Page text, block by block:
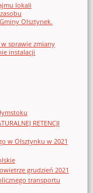
lokali
Olsztynek.
sprawie zmiany
instalacji
RETENCJI
w Olsztynku w 2021
grudzień 2021
transportu